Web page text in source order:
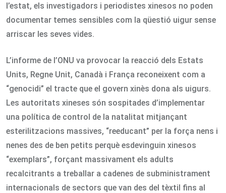
l’estat, els investigadors i periodistes xinesos no poden
documentar temes sensibles com la qüestió uigur sense
arriscar les seves vides.
L’informe de l’ONU va provocar la reacció dels Estats
Units, Regne Unit, Canadà i França reconeixent com a
“genocidi” el tracte que el govern xinès dona als uigurs.
Les autoritats xineses són sospitades d’implementar
una política de control de la natalitat mitjançant
esterilitzacions massives, “reeducant” per la força nens i
nenes des de ben petits perquè esdevinguin xinesos
“exemplars”, forçant massivament els adults
recalcitrants a treballar a cadenes de subministrament
internacionals de sectors que van des del tèxtil fins al